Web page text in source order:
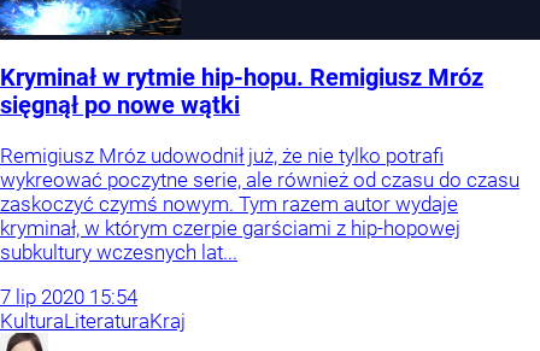
Kryminał w rytmie hip-hopu. Remigiusz Mróz
sięgnął po nowe wątki
Remigiusz Mróz udowodnił już, że nie tylko potrafi
wykreować poczytne serie, ale również od czasu do czasu
zaskoczyć czymś nowym. Tym razem autor wydaje
kryminał, w którym czerpie garściami z hip-hopowej
subkultury wczesnych lat...
7 lip 2020 15:54
KulturaLiteraturaKraj